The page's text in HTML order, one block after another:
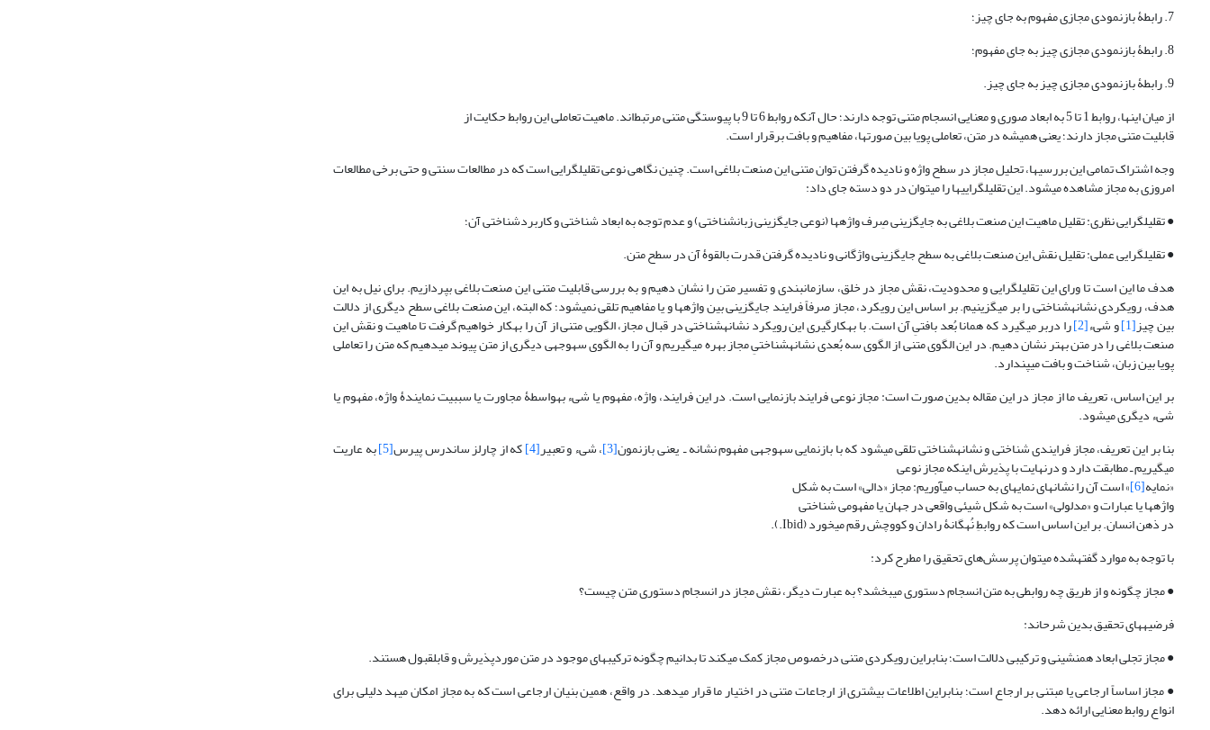
7. رابطۀ بازنمودی مجازی مفهوم به ‏جای چیز؛
8. رابطۀ بازنمودی مجازی چیز به ‏جای مفهوم؛
9. رابطۀ بازنمودی مجازی چیز به ‏جای چیز.
از میان این‏ها، روابط 1 تا 5 به ابعاد صوری و معنایی انسجام متنی توجه دارند؛ حال آنکه روابط 6 تا 9 با پیوستگی متنی مرتبط‌اند. ماهیت تعاملی این روابط حکایت از
قابلیت متنی مجاز دارند؛ یعنی همیشه در متن، تعاملی پویا بین صورت‏ها، مفاهیم و بافت برقرار است.
وجه اشتراک تمامی این بررسی‏ها، تحلیل مجاز در سطح واژه و نادیده ‏گرفتن توان متنی این صنعت بلاغی است. چنین نگاهی نوعی تقلیل‏گرایی است که در مطالعات سنتی و حتی برخی مطالعات
امروزی به مجاز مشاهده می‎شود. این تقلیل‏گرایی‏ها را می‏توان در دو دسته جای داد:
● تقلیل‏گرایی نظری: تقلیل ماهیت این صنعت بلاغی به جایگزینی صِرف واژه‏ها (نوعی جایگزینی زبان‏شناختی) و عدم توجه به ابعاد شناختی و کاربردشناختی آن؛
● تقلیل‏گرایی عملی: تقلیل نقش این صنعت بلاغی به سطح جایگزینی واژگانی و نادیده‏ گرفتن قدرت بالقوۀ آن در سطح متن.
هدف ما این است تا ورای این تقلیل‏گرایی و محدودیت، نقش مجاز در خلق، سازمان‏بندی و تفسیر متن را نشان دهیم و به بررسی قابلیت متنی این صنعت بلاغی بپردازیم. برای نیل به این
هدف، رویکردی نشانه‏شناختی را بر می‏گزینیم. بر اساس این رویکرد، مجاز صرفاً فرایند جایگزینی بین واژه‏ها و یا مفاهیم تلقی نمی‏شود؛ که البته، این صنعت بلاغی سطح دیگری از دلالت
بین چیز[1] و شیء[2] را دربر می‏گیرد که همانا بُعد بافتیِ آن است. با به‏کارگیری این رویکرد نشانه‏شناختی در قبال مجاز، الگویی متنی از آن را به­کار خواهیم گرفت تا ماهیت و نقش این
صنعت بلاغی را در متن بهتر نشان دهیم. در این الگوی متنی از الگوی سه ‏بُعدی نشانه‏شناختیِ مجاز بهره می‏گیریم و آن را به الگوی سه‏وجهی دیگری از متن پیوند می‏دهیم که متن را تعاملی
پویا بین زبان، شناخت و بافت می‏پندارد.
بر این اساس، تعریف ما از مجاز در این مقاله بدین صورت است: مجاز نوعی فرایند بازنمایی است. در این فرایند، واژه، مفهوم یا شیء به‏واسطۀ مجاورت یا سببیت نمایندۀ واژه، مفهوم یا
شیء دیگری می‏شود.
بنا بر این تعریف، مجاز فرایندی شناختی و نشانه‏شناختی تلقی می‏شود که با بازنمایی سه‏وجهی مفهوم نشانه‎ ـ یعنی بازنمون
[3] ، شیء و تعبیر[4] که از چارلز ساندرس پیرس[5] به عاریت
می‎گیریم‎ ـ مطابقت دارد و درنهایت با پذیرش اینکه مجاز نوعی
«نمایه[6] » است آن را نشانه‏ای نمایه‏ای به حساب می‏آوریم: مجاز «دالی» است به شکل
واژه‏ها یا عبارات و «مدلولی» است به شکل شیئی واقعی در جهان یا مفهومی شناختی
در ذهن انسان. بر این اساس است که روابطِ نُه‏گانۀ رادان و کووچش رقم می‏خورد (Ibid.).
با توجه به موارد ‎گفته­شده می­توان پرسش‌های تحقیق را مطرح کرد:
● مجاز چگونه و از طریق چه روابطی به متن انسجام دستوری می‏بخشد؟ به عبارت دیگر، نقش مجاز در انسجام دستوری متن چیست؟
فرضیه­های تحقیق بدین شرح­اند:
● مجاز تجلی ابعاد هم­نشینی و ترکیبی دلالت است؛ بنابراین رویکردی متنی درخصوص مجاز کمک می‏کند تا بدانیم چگونه ترکیب‏های موجود در متن موردپذیرش و قابل‏قبول هستند.
● مجاز اساساً ارجاعی یا مبتنی بر ارجاع است؛ بنابراین اطلاعات بیشتری از ارجاعات متنی در اختیار ما قرار می‏دهد. در واقع، همین بنیان ارجاعی است که به مجاز امکان می‏هد دلیلی برای
انواع روابط معنایی ارائه دهد.